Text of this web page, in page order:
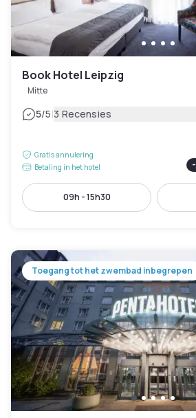
Book Hotel Leipzig
Mitte
5/5|3 Recensies
Gratis annulering
Betaling in het hotel
-
09h - 15h30
Toegang tot het zwembad inbegrepen